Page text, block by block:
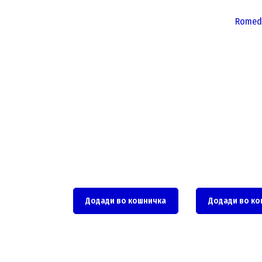
Додади во кошничка
Romed
Додади во